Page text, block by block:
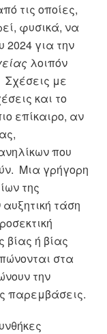
τις οποίες,
φυσικά, να
2024 για την
λοιπόν
Σχέσεις με
και το
επίκαιρο, αν
που
Μια γρήγορη
της
τάση
ή βίας
στα
την
παρεμβάσεις.